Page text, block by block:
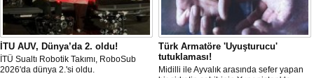
İTU AUV, Dünya’da 2. oldu!
İTÜ Sualtı Robotik Takımı, RoboSub
2026'da dünya 2.'si oldu.
Türk Armatöre 'Uyuşturucu'
tutuklaması!
Midilli ile Ayvalık arasında sefer yapan